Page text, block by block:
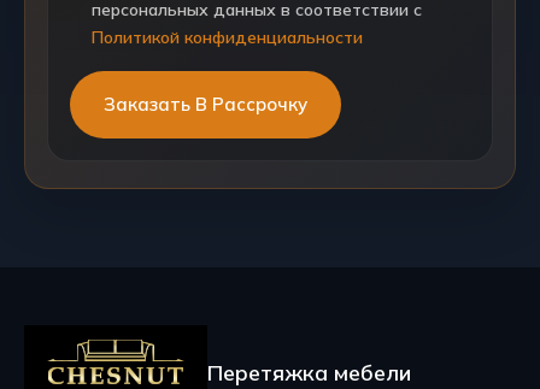
персональных данных в соответствии с
Политикой конфиденциальности
Перетяжка мебели